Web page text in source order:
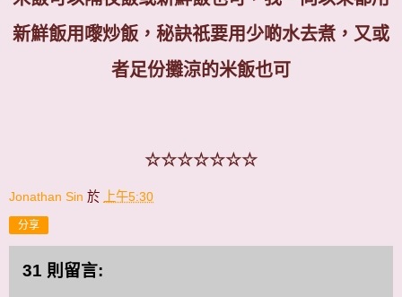
新鮮飯用嚟炒飯，秘訣祇要用少啲水去煮，又或
者足份攤涼的米飯也可
☆☆☆☆☆☆☆
Jonathan Sin 於 上午5:30
分享
31 則留言: